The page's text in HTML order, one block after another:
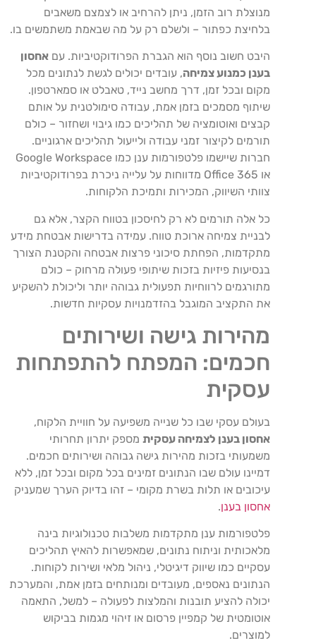
מנוצלת רוב הזמן, ניתן להרחיב או לצמצם משאבים
בלחיצת כפתור – ולשלם רק על מה שבאמת משתמשים בו.
היבט חשוב נוסף הוא הגברת הפרודוקטיביות. עם אחסון
בענן כמנוע צמיחה, עובדים יכולים לגשת לנתונים מכל
מקום ובכל זמן, דרך מחשב נייד, טאבלט או סמארטפון.
שיתוף מסמכים בזמן אמת, עבודה סימולטנית על אותם
קבצים ואוטומציה של תהליכים כמו גיבוי ושחזור – כולם
תורמים לקיצור זמני עבודה ולייעול תהליכים ארגוניים.
חברות שיישמו פלטפורמות ענן כמו Google Workspace
או Office 365 מדווחות על עלייה ניכרת בפרודוקטיביות
צוותי השיווק, המכירות ותמיכת הלקוחות.
כל אלה תורמים לא רק לחיסכון בטווח הקצר, אלא גם
לבניית צמיחה ארוכת טווח. עמידה בדרישות אבטחת מידע
מתקדמות, הפחתת סיכוני פרצות אבטחה והקטנת הצורך
בנסיעות פיזיות בזכות שיתופי פעולה מרחוק – כולם
מתורגמים לרווחיות תפעולית גבוהה יותר וליכולת להשקיע
את התקציב המוגבל בהזדמנויות עסקיות חדשות.
מהירות גישה ושירותים
חכמים: המפתח להתפתחות
עסקית
בעולם עסקי שבו כל שנייה משפיעה על חוויית הלקוח,
אחסון בענן לצמיחה עסקית מספק יתרון תחרותי
משמעותי בזכות מהירות גישה גבוהה ושירותים חכמים.
דמיינו עולם שבו הנתונים זמינים בכל מקום ובכל זמן, ללא
עיכובים או תלות בשרת מקומי – זהו בדיוק הערך שמעניק
אחסון בענן.
פלטפורמות ענן מתקדמות משלבות טכנולוגיות בינה
מלאכותית וניתוח נתונים, שמאפשרות להאיץ תהליכים
עסקיים כמו שיווק דיגיטלי, ניהול מלאי ושירות לקוחות.
הנתונים נאספים, מעובדים ומנותחים בזמן אמת, והמערכת
יכולה להציע תובנות והמלצות לפעולה – למשל, התאמה
אוטומטית של קמפיין פרסום או זיהוי מגמות בביקוש
למוצרים.